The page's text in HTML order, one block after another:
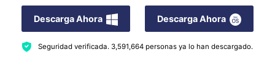
Descarga Ahora Descarga Ahora
Seguridad verificada. 3,591,664personas ya lo han descargado.